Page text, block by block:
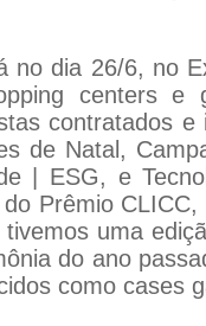
no dia 26/6, no
centers e
contratados e
de Natal,
| ESG, e
Prêmio
uma
do ano
como cases